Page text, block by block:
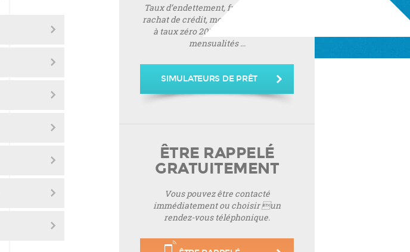
Taux d’endettement, frais de notaire,
rachat de crédit, montant de prêt, prêt
à taux zéro 2019, montant de vos
mensualités ...
SIMULATEURS DE PRÊT
ÊTRE RAPPELÉ
GRATUITEMENT
Vous pouvez être contacté
immédiatement ou choisir un
rendez-vous téléphonique.